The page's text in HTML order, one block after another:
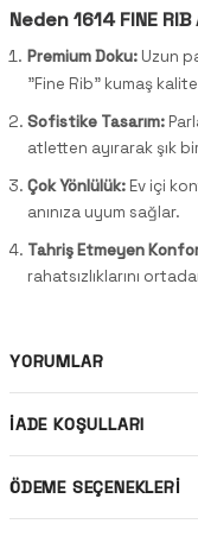
Neden 1614 FINE
Premium Doku: Uzun
"Fine Rib" kumaş
Sofistike Tasarım:
atletten ayırarak şık
Çok Yönlülük: Ev içi
anınıza uyum sağlar.
Tahriş Etmeyen
rahatsızlıklarını
YORUMLAR
İADE KOŞULLARI
ÖDEME SEÇENEKLERI